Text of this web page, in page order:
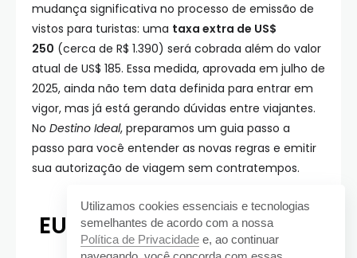
mudança significativa no processo de emissão de
vistos para turistas: uma taxa extra de US$
250 (cerca de R$ 1.390) será cobrada além do valor
atual de US$ 185. Essa medida, aprovada em julho de
2025, ainda não tem data definida para entrar em
vigor, mas já está gerando dúvidas entre viajantes.
No Destino Ideal, preparamos um guia passo a
passo para você entender as novas regras e emitir
sua autorização de viagem sem contratempos.
EUA Aprovam Taxa Extra
Utilizamos cookies essenciais e tecnologias
semelhantes de acordo com a nossa
Política de Privacidade e, ao continuar